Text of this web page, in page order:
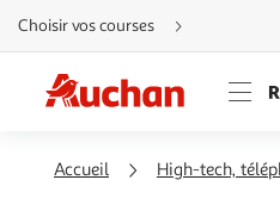
Aller
directement
au
Aller
directement
à
Aller
directement
Choisir vos courses
Accueil High-tech,